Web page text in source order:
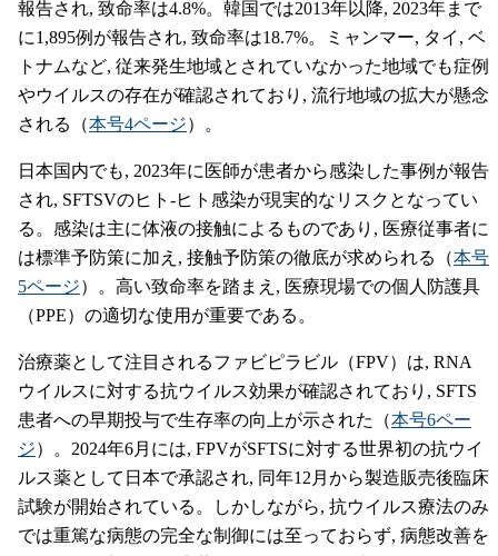
報告され, 致命率は4.8%。韓国では2013年以降, 2023年まで
に1,895例が報告され, 致命率は18.7%。ミャンマー, タイ, ベ
トナムなど, 従来発生地域とされていなかった地域でも症例
やウイルスの存在が確認されており, 流行地域の拡大が懸念
される（本号4ページ）。
日本国内でも, 2023年に医師が患者から感染した事例が報告
され, SFTSVのヒト-ヒト感染が現実的なリスクとなってい
る。感染は主に体液の接触によるものであり, 医療従事者に
は標準予防策に加え, 接触予防策の徹底が求められる（本号
5ページ）。高い致命率を踏まえ, 医療現場での個人防護具
（PPE）の適切な使用が重要である。
治療薬として注目されるファビピラビル（FPV）は, RNA
ウイルスに対する抗ウイルス効果が確認されており, SFTS
患者への早期投与で生存率の向上が示された（本号6ペー
ジ）。2024年6月には, FPVがSFTSに対する世界初の抗ウイ
ルス薬として日本で承認され, 同年12月から製造販売後臨床
試験が開始されている。しかしながら, 抗ウイルス療法のみ
では重篤な病態の完全な制御には至っておらず, 病態改善を